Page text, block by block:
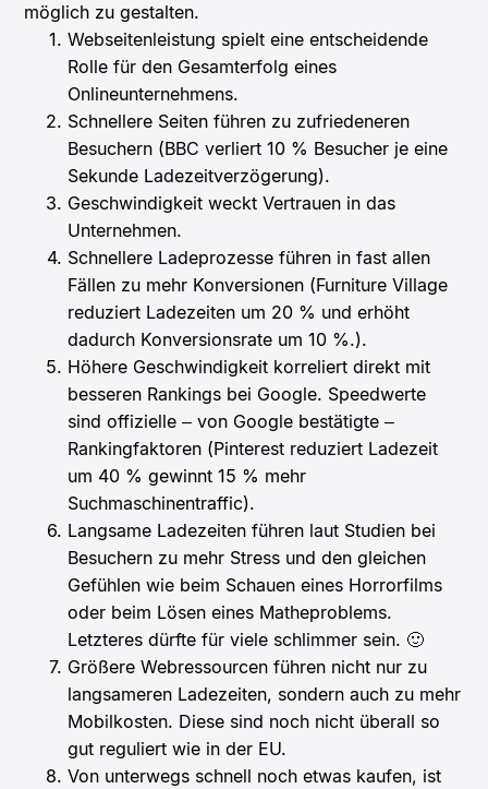
möglich zu gestalten.
Webseitenleistung spielt eine entscheidende
Rolle für den Gesamterfolg eines
Onlineunternehmens.
Schnellere Seiten führen zu zufriedeneren
Besuchern (BBC verliert 10 % Besucher je eine
Sekunde Ladezeitverzögerung).
Geschwindigkeit weckt Vertrauen in das
Unternehmen.
Schnellere Ladeprozesse führen in fast allen
Fällen zu mehr Konversionen (Furniture Village
reduziert Ladezeiten um 20 % und erhöht
dadurch Konversionsrate um 10 %.).
Höhere Geschwindigkeit korreliert direkt mit
besseren Rankings bei Google. Speedwerte
sind offizielle – von Google bestätigte –
Rankingfaktoren (Pinterest reduziert Ladezeit
um 40 % gewinnt 15 % mehr
Suchmaschinentraffic).
Langsame Ladezeiten führen laut Studien bei
Besuchern zu mehr Stress und den gleichen
Gefühlen wie beim Schauen eines Horrorfilms
oder beim Lösen eines Matheproblems.
Letzteres dürfte für viele schlimmer sein. 🙂
Größere Webressourcen führen nicht nur zu
langsameren Ladezeiten, sondern auch zu mehr
Mobilkosten. Diese sind noch nicht überall so
gut reguliert wie in der EU.
Von unterwegs schnell noch etwas kaufen, ist